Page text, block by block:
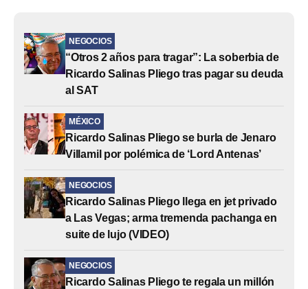
NEGOCIOS
“Otros 2 años para tragar”: La soberbia de
Ricardo Salinas Pliego tras pagar su deuda
al SAT
MÉXICO
Ricardo Salinas Pliego se burla de Jenaro
Villamil por polémica de ‘Lord Antenas’
NEGOCIOS
Ricardo Salinas Pliego llega en jet privado
a Las Vegas; arma tremenda pachanga en
suite de lujo (VIDEO)
NEGOCIOS
Ricardo Salinas Pliego te regala un millón